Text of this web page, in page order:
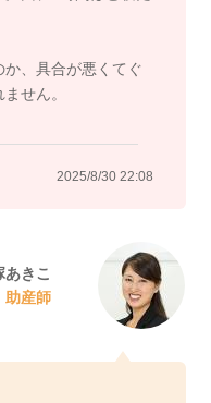
、具合が悪くてぐ
せん。
2025/8/30 22:08
あきこ
助産師